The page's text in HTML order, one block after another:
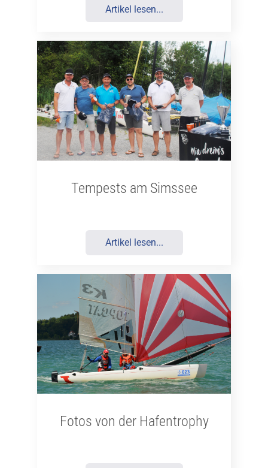
Artikel lesen...
Tempests am Simssee
Artikel lesen...
Fotos von der Hafentrophy